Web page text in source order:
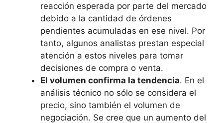
reacción esperada por parte del mercado
debido a la cantidad de órdenes
pendientes acumuladas en ese nivel. Por
tanto, algunos analistas prestan especial
atención a estos niveles para tomar
decisiones de compra o venta.
El volumen confirma la tendencia. En el
análisis técnico no sólo se considera el
precio, sino también el volumen de
negociación. Se cree que un aumento del